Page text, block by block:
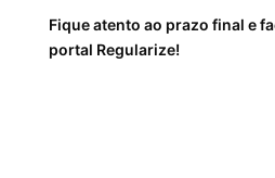
Fique atento ao prazo final e
portal Regularize!